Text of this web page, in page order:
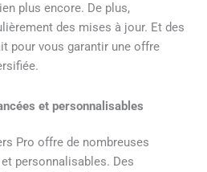
plus encore. De plus,
des mises à jour. Et des
pour vous garantir une offre
et personnalisables
Pro offre de nombreuses
personnalisables. Des